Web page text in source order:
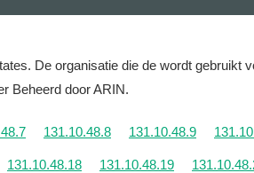
De organisatie die de wordt gebruikt
Beheerd door ARIN.
131.10.48.8 131.10.48.9
131.10.48.18 131.10.48.19